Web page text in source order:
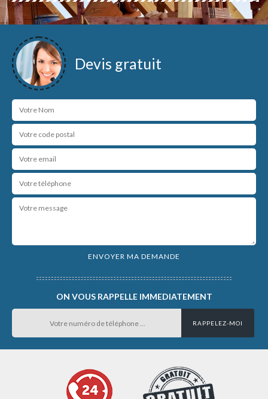
Devis gratuit
ON VOUS RAPPELLE IMMEDIATEMENT